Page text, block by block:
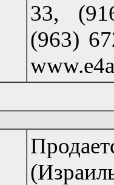
33,
(963)